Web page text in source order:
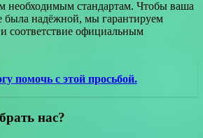
необходимым стандартам. Чтобы ваша
была надёжной, мы гарантируем
соответствие официальным
помочь с этой просьбой.
нас?